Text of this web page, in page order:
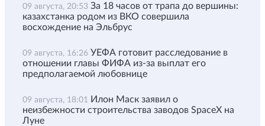
09 августа, 20:53 За 18 часов от трапа до вершины:
казахстанка родом из ВКО совершила
восхождение на Эльбрус
09 августа, 16:26 УЕФА готовит расследование в
отношении главы ФИФА из-за выплат его
предполагаемой любовнице
09 августа, 18:01 Илон Маск заявил о
неизбежности строительства заводов SpaceX на
Луне